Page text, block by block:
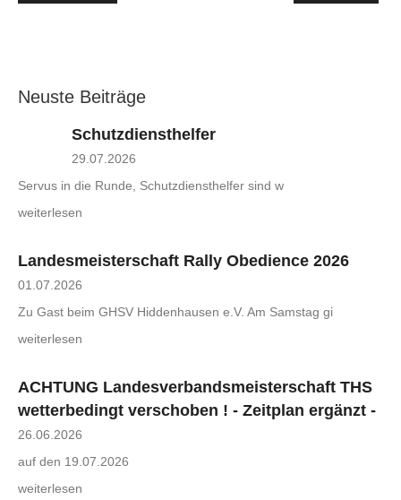
Neuste Beiträge
Schutzdiensthelfer
29.07.2026
Servus in die Runde, Schutzdiensthelfer sind w
weiterlesen
Landesmeisterschaft Rally Obedience 2026
01.07.2026
Zu Gast beim GHSV Hiddenhausen e.V. Am Samstag gi
weiterlesen
ACHTUNG Landesverbandsmeisterschaft THS
wetterbedingt verschoben ! - Zeitplan ergänzt -
26.06.2026
auf den 19.07.2026
weiterlesen